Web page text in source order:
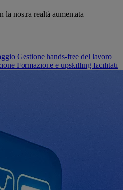
la nostra realtà aumentata
Gestione hands-free del lavoro
Formazione e upskilling facilitati